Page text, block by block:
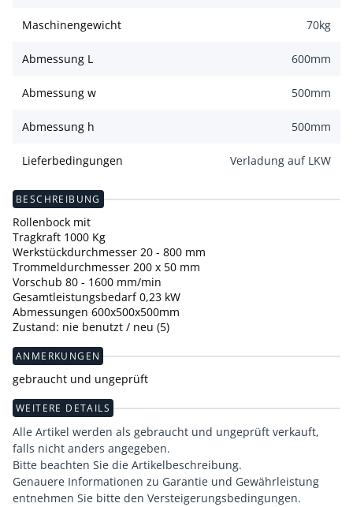
Maschinengewicht 70kg
Abmessung L 600mm
Abmessung w 500mm
Abmessung h 500mm
Lieferbedingungen Verladung auf LKW
BESCHREIBUNG
Rollenbock mit
Tragkraft 1000 Kg
Werkstückdurchmesser 20 - 800 mm
Trommeldurchmesser 200 x 50 mm
Vorschub 80 - 1600 mm/min
Gesamtleistungsbedarf 0,23 kW
Abmessungen 600x500x500mm
Zustand: nie benutzt / neu (5)
ANMERKUNGEN
gebraucht und ungeprüft
WEITERE DETAILS
Alle Artikel werden als gebraucht und ungeprüft verkauft,
falls nicht anders angegeben.
Bitte beachten Sie die Artikelbeschreibung.
Genauere Informationen zu Garantie und Gewährleistung
entnehmen Sie bitte den Versteigerungsbedingungen.